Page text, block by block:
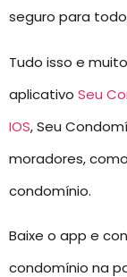
seguro para
Tudo isso e
aplicativo Seu
IOS, Seu
moradores,
condomínio.
Baixe o app e
condomínio na